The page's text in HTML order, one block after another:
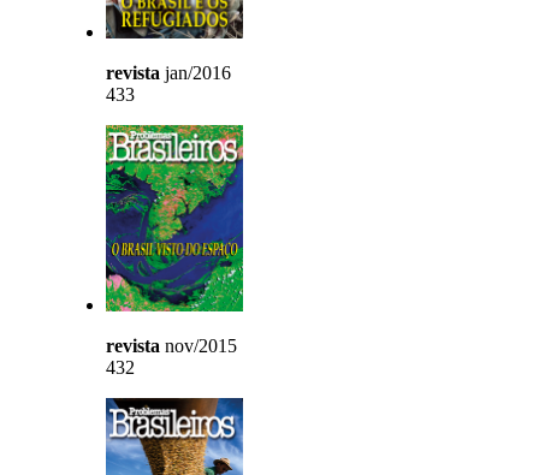
revista jan/2016
433
revista nov/2015
432